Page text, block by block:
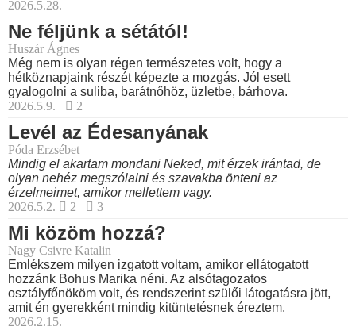
2026.5.28.
Ne féljünk a sétától!
Huszár Ágnes
Még nem is olyan régen természetes volt, hogy a
hétköznapjaink részét képezte a mozgás. Jól esett
gyalogolni a suliba, barátnőhöz, üzletbe, bárhova.
2026.5.9.
2
Levél az Édesanyának
Póda Erzsébet
Mindig el akartam mondani Neked, mit érzek irántad, de
olyan nehéz megszólalni és szavakba önteni az
érzelmeimet, amikor mellettem vagy.
2026.5.2.
2 3
Mi közöm hozzá?
Nagy Csivre Katalin
Emlékszem milyen izgatott voltam, amikor ellátogatott
hozzánk Bohus Marika néni. Az alsótagozatos
osztályfőnököm volt, és rendszerint szülői látogatásra jött,
amit én gyerekként mindig kitüntetésnek éreztem.
2026.2.15.